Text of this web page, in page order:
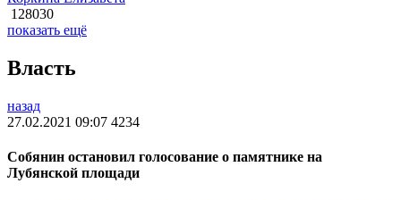
128030
показать ещё
Власть
назад
27.02.2021 09:07 4234
Собянин остановил голосование о памятнике на
Лубянской площади